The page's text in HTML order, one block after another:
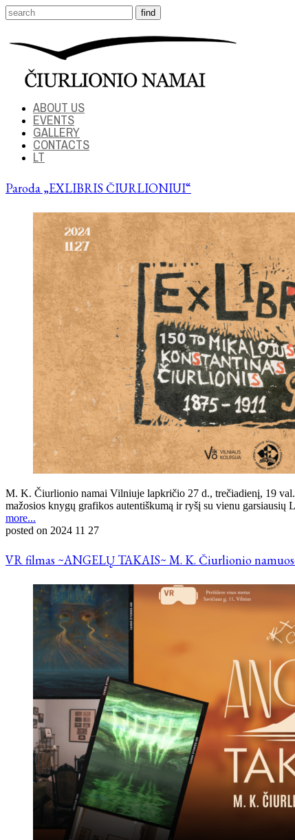
ABOUT US
EVENTS
GALLERY
CONTACTS
LT
Paroda „EXLIBRIS ČIURLIONIUI“
M. K. Čiurlionio namai Vilniuje lapkričio 27 d., trečiadienį, 19
mažosios knygų grafikos autentiškumą ir ryšį su vienu
more...
posted on 2024 11 27
VR filmas ~ANGELŲ TAKAIS~ M. K. Čiurlionio